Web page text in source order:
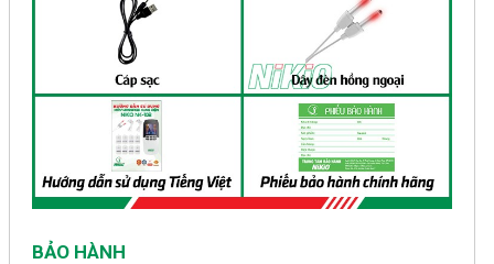
BẢO HÀNH